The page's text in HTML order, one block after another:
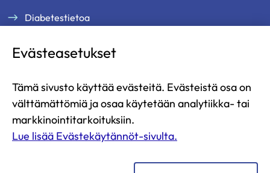
Diabetestietoa
Jäsenille
Ajankohtaista
Yritysyhteistyö ja kumppanuus
Lahjoita
Evästeasetukset
Tämä sivusto käyttää evästeitä. Evästeistä osa on
välttämättömiä ja osaa käytetään analytiikka- tai
markkinointitarkoituksiin.
Lue lisää Evästekäytännöt-sivulta.